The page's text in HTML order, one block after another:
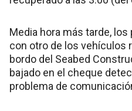
Media hora más tarde,
con otro de los vehículos
bordo del Seabed
bajado en el cheque
problema de